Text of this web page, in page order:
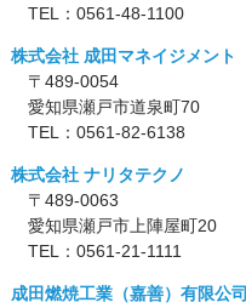
TEL： 0561-48-1100
株式会社 成田マネイジメント
〒489-0054
愛知県瀬戸市道泉町70
TEL： 0561-82-6138
株式会社 ナリタテクノ
〒489-0063
愛知県瀬戸市上陣屋町20
TEL： 0561-21-1111
成田燃焼工業（嘉善）有限公司